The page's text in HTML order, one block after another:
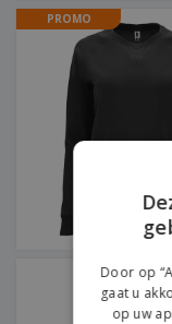
PROMO
Door op
gaat u
op uw